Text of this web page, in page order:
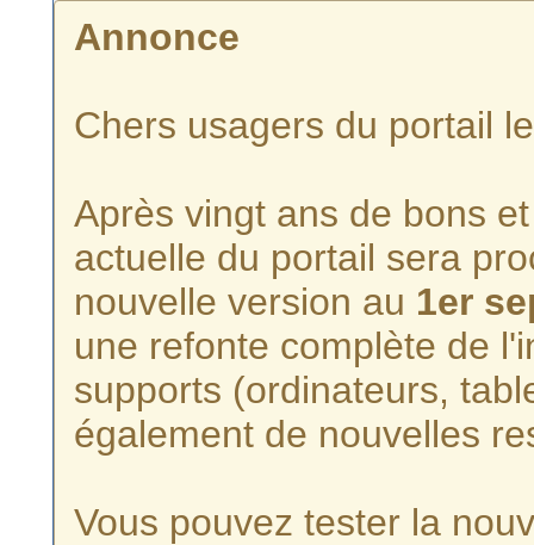
Annonce
Chers usagers du portail
Après vingt ans de bons
actuelle du portail sera
nouvelle version au 1er
une refonte complète de
supports (ordinateurs,
également de nouvelles
Vous pouvez tester la